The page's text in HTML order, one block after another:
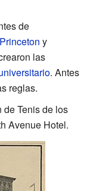
de
Princeton y
las
. Antes
reglas.
Tenis de los
Avenue Hotel.